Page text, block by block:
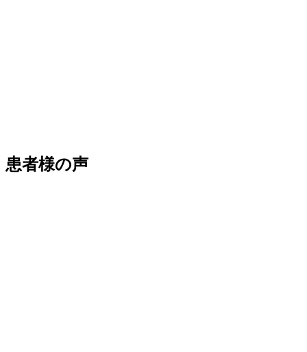
患者様の声